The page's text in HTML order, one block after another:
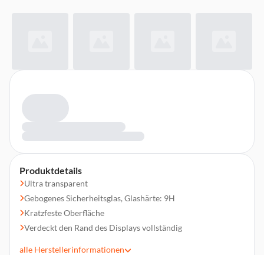
Produktdetails
Ultra transparent
Gebogenes Sicherheitsglas, Glashärte: 9H
Kratzfeste Oberfläche
Verdeckt den Rand des Displays vollständig
alle Herstellerinformationen